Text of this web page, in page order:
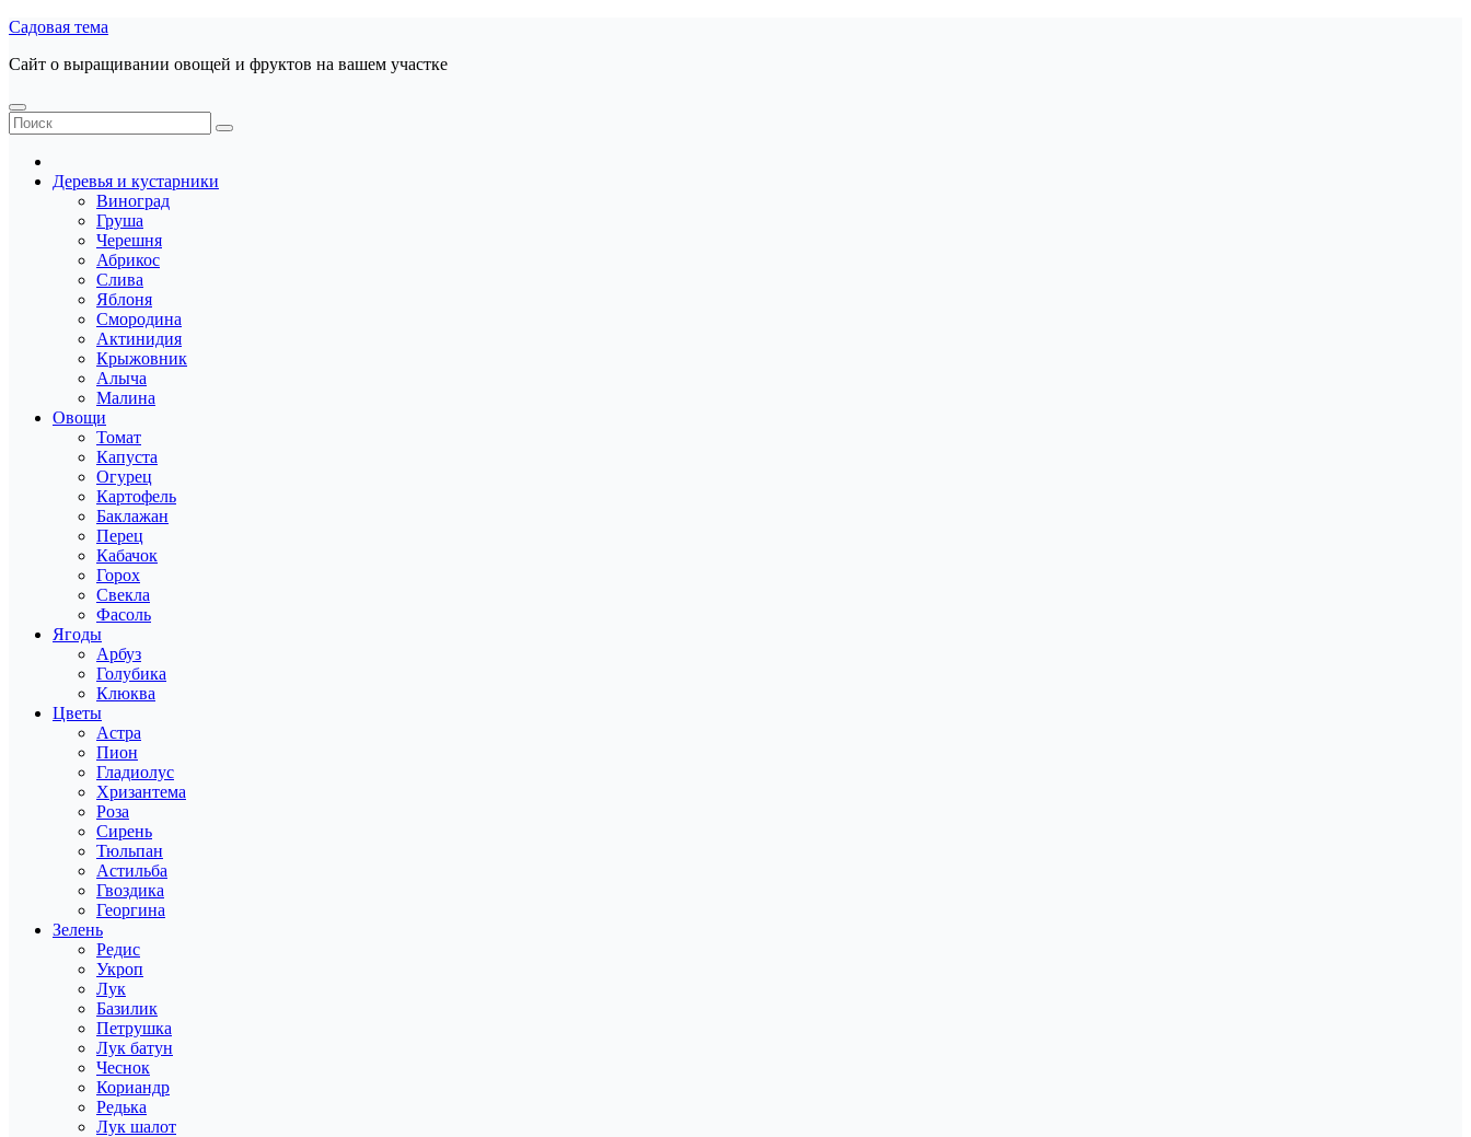
Перейти
содержанию
Садовая тема
Сайт о выращивании овощей и фруктов на вашем участке
Деревья и кустарники
Виноград
Груша
Черешня
Абрикос
Слива
Яблоня
Смородина
Актинидия
Крыжовник
Алыча
Малина
Овощи
Томат
Капуста
Огурец
Картофель
Баклажан
Перец
Кабачок
Горох
Свекла
Фасоль
Ягоды
Арбуз
Голубика
Клюква
Цветы
Астра
Пион
Гладиолус
Хризантема
Роза
Сирень
Тюльпан
Астильба
Гвоздика
Георгина
Зелень
Редис
Укроп
Лук
Базилик
Петрушка
Лук батун
Чеснок
Кориандр
Редька
Лук шалот